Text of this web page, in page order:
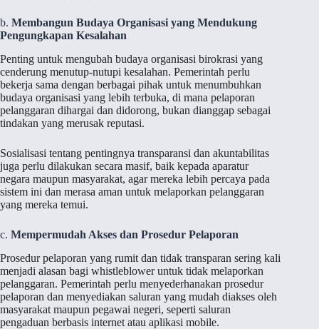
b. Membangun Budaya Organisasi yang Mendukung
Pengungkapan Kesalahan
Penting untuk mengubah budaya organisasi birokrasi yang
cenderung menutup-nutupi kesalahan. Pemerintah perlu
bekerja sama dengan berbagai pihak untuk menumbuhkan
budaya organisasi yang lebih terbuka, di mana pelaporan
pelanggaran dihargai dan didorong, bukan dianggap sebagai
tindakan yang merusak reputasi.
Sosialisasi tentang pentingnya transparansi dan akuntabilitas
juga perlu dilakukan secara masif, baik kepada aparatur
negara maupun masyarakat, agar mereka lebih percaya pada
sistem ini dan merasa aman untuk melaporkan pelanggaran
yang mereka temui.
c. Mempermudah Akses dan Prosedur Pelaporan
Prosedur pelaporan yang rumit dan tidak transparan sering kali
menjadi alasan bagi whistleblower untuk tidak melaporkan
pelanggaran. Pemerintah perlu menyederhanakan prosedur
pelaporan dan menyediakan saluran yang mudah diakses oleh
masyarakat maupun pegawai negeri, seperti saluran
pengaduan berbasis internet atau aplikasi mobile.